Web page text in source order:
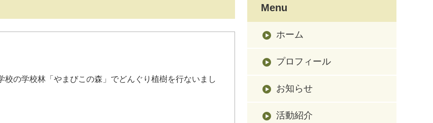
の学校林「やまびこの森」でどんぐり植樹を行ないまし
Menu
ホーム
プロフィール
お知らせ
活動紹介